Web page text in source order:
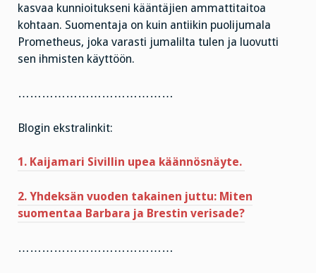
kasvaa kunnioitukseni kääntäjien ammattitaitoa
kohtaan. Suomentaja on kuin antiikin puolijumala
Prometheus, joka varasti jumalilta tulen ja luovutti
sen ihmisten käyttöön.
…………………………………
Blogin ekstralinkit:
1. Kaijamari Sivillin upea käännösnäyte.
2. Yhdeksän vuoden takainen juttu: Miten
suomentaa Barbara ja Brestin verisade?
…………………………………